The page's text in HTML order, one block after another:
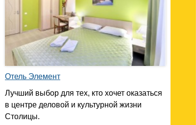
Отель Элемент
Лучший выбор для тех, кто хочет оказаться
в центре деловой и культурной жизни
Столицы.